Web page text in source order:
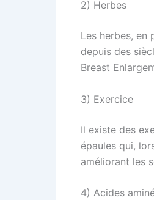
2) Herbes
Les herbes, en
depuis des
Breast
3) Exercice
Il existe des
épaules qui,
améliorant les
4) Acides